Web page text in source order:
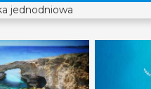
jednodniowa